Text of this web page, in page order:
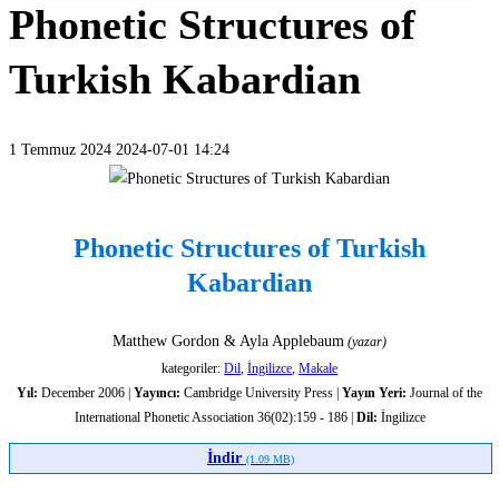
Phonetic Structures of
Turkish Kabardian
1 Temmuz 2024 2024-07-01 14:24
Phonetic
Structures
Turkish
Kabardian
Phonetic Structures of Turkish
Kabardian
Matthew Gordon & Ayla Applebaum (yazar)
kategoriler: Dil, İngilizce, Makale
Yıl: December 2006 | Yayıncı: Cambridge University Press | Yayın Yeri: Journal of the
International Phonetic Association 36(02):159 - 186 | Dil: İngilizce
İndir (1.09 MB)